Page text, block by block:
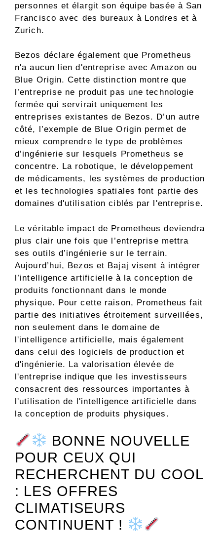
personnes et élargit son équipe basée à San
Francisco avec des bureaux à Londres et à
Zurich.
Bezos déclare également que Prometheus
n'a aucun lien d'entreprise avec Amazon ou
Blue Origin. Cette distinction montre que
l’entreprise ne produit pas une technologie
fermée qui servirait uniquement les
entreprises existantes de Bezos. D’un autre
côté, l’exemple de Blue Origin permet de
mieux comprendre le type de problèmes
d’ingénierie sur lesquels Prometheus se
concentre. La robotique, le développement
de médicaments, les systèmes de production
et les technologies spatiales font partie des
domaines d'utilisation ciblés par l'entreprise.
Le véritable impact de Prometheus deviendra
plus clair une fois que l’entreprise mettra
ses outils d’ingénierie sur le terrain.
Aujourd’hui, Bezos et Bajaj visent à intégrer
l’intelligence artificielle à la conception de
produits fonctionnant dans le monde
physique. Pour cette raison, Prometheus fait
partie des initiatives étroitement surveillées,
non seulement dans le domaine de
l'intelligence artificielle, mais également
dans celui des logiciels de production et
d'ingénierie. La valorisation élevée de
l'entreprise indique que les investisseurs
consacrent des ressources importantes à
l'utilisation de l'intelligence artificielle dans
la conception de produits physiques.
BONNE NOUVELLE
POUR CEUX QUI
RECHERCHENT DU COOL
: LES OFFRES
CLIMATISEURS
CONTINUENT !